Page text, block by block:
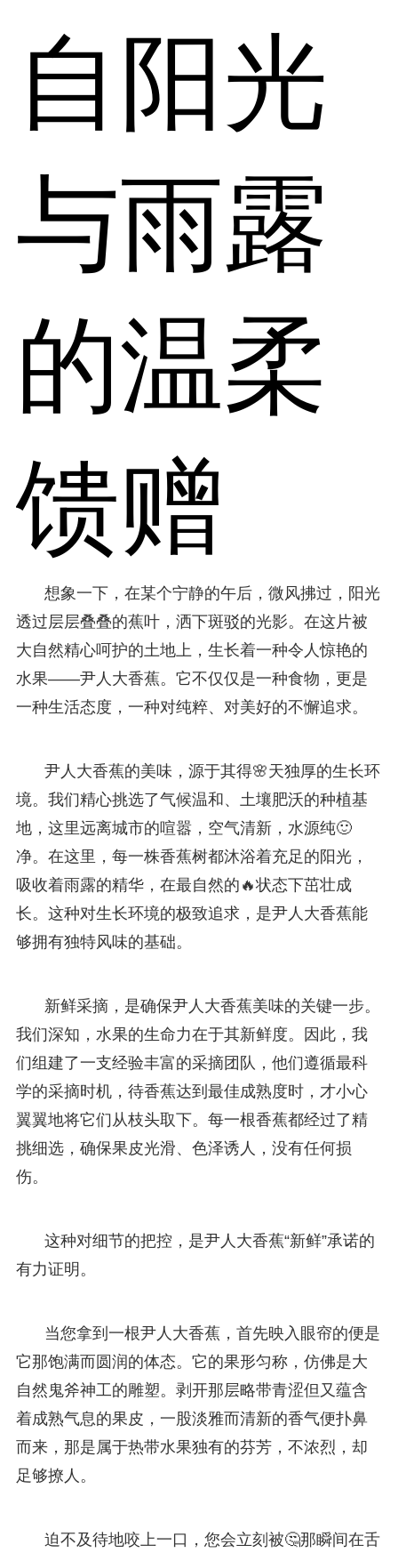
自阳光
与雨露
的温柔
馈赠
想象一下，在某个宁静的午后，微风拂过，阳光
透过层层叠叠的蕉叶，洒下斑驳的光影。在这片被
大自然精心呵护的土地上，生长着一种令人惊艳的
水果——尹人大香蕉。它不仅仅是一种食物，更是
一种生活态度，一种对纯粹、对美好的不懈追求。
尹人大香蕉的美味，源于其得🌸天独厚的生长环
境。我们精心挑选了气候温和、土壤肥沃的种植基
地，这里远离城市的喧嚣，空气清新，水源纯🙂
净。在这里，每一株香蕉树都沐浴着充足的阳光，
吸收着雨露的精华，在最自然的🔥状态下茁壮成
长。这种对生长环境的极致追求，是尹人大香蕉能
够拥有独特风味的基础。
新鲜采摘，是确保尹人大香蕉美味的关键一步。
我们深知，水果的生命力在于其新鲜度。因此，我
们组建了一支经验丰富的采摘团队，他们遵循最科
学的采摘时机，待香蕉达到最佳成熟度时，才小心
翼翼地将它们从枝头取下。每一根香蕉都经过了精
挑细选，确保果皮光滑、色泽诱人，没有任何损
伤。
这种对细节的把控，是尹人大香蕉“新鲜”承诺的
有力证明。
当您拿到一根尹人大香蕉，首先映入眼帘的便是
它那饱满而圆润的体态。它的果形匀称，仿佛是大
自然鬼斧神工的雕塑。剥开那层略带青涩但又蕴含
着成熟气息的果皮，一股淡雅而清新的香气便扑鼻
而来，那是属于热带水果独有的芬芳，不浓烈，却
足够撩人。
迫不及待地咬上一口，您会立刻被🤔那瞬间在舌